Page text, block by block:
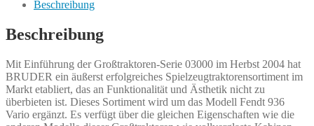
Bruder
Menge
Beschreibung
Beschreibung
Mit Einführung der Großtraktoren-Serie 03000 im Herbst 2004 hat
BRUDER ein äußerst erfolgreiches Spielzeugtraktorensortiment im
Markt etabliert, das an Funktionalität und Ästhetik nicht zu
überbieten ist. Dieses Sortiment wird um das Modell Fendt 936
Vario ergänzt. Es verfügt über die gleichen Eigenschaften wie die